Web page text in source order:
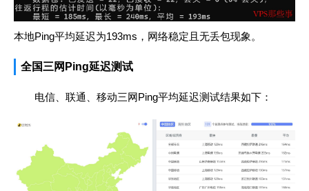
本地Ping平均延迟为193ms，网络稳定且无丢包现象。
全国三网Ping延迟测试
电信、联通、移动三网Ping平均延迟测试结果如下：